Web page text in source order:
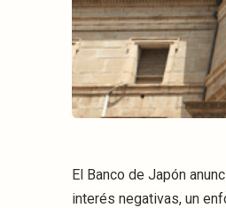
El Banco de Japón
interés negativas, un